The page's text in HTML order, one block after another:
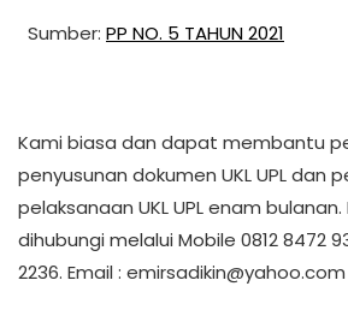
Sumber: PP NO. 5 TAHUN 2021
Kami biasa dan dapat membantu
penyusunan dokumen UKL UPL dan
pelaksanaan UKL UPL enam
dihubungi melalui Mobile 0812 8472
2236. Email : emirsadikin@yahoo.com